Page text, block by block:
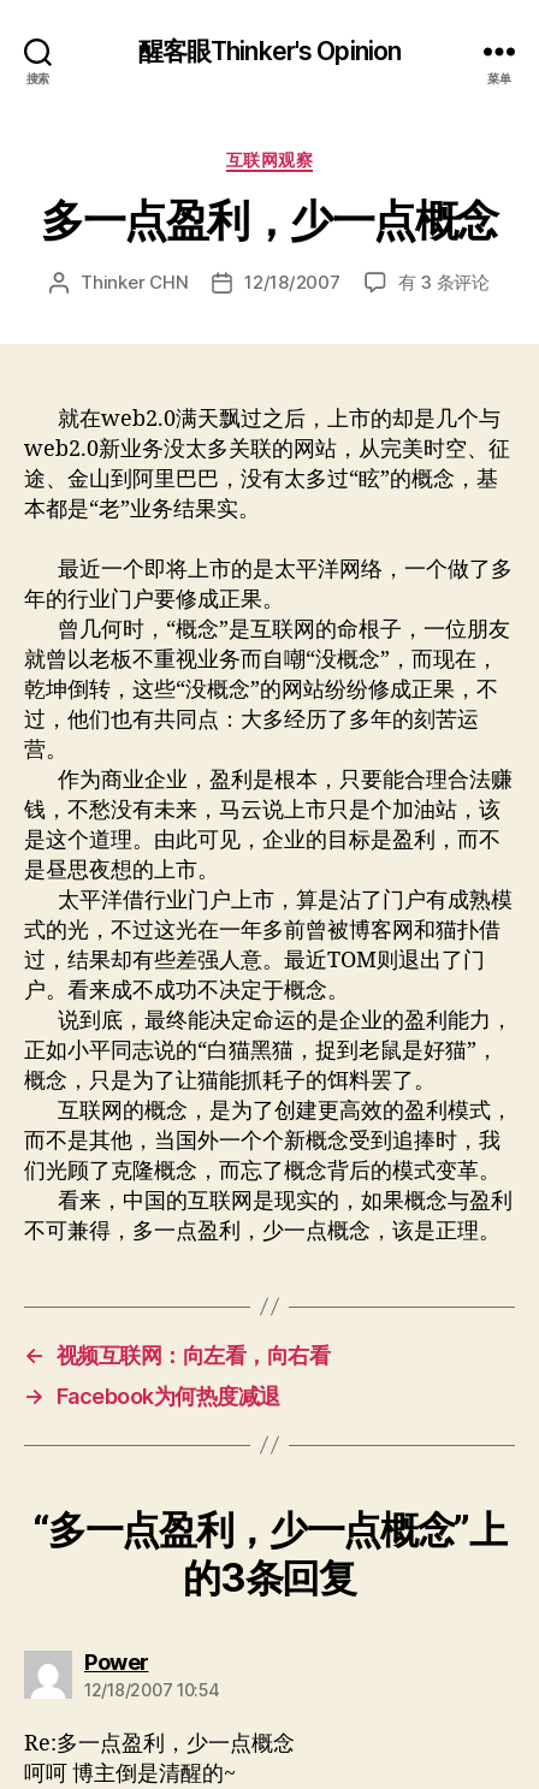
搜索
醒客眼Thinker's Opinion
菜单
分
互联网观察
多一点盈利，少一点概念
文 Thinker CHN
发 12/18/2007
多
少
一
点
概
有 3 条评论
就在web2.0满天飘过之后，上市的却是几个与
web2.0新业务没太多关联的网站，从完美时空、征
途、金山到阿里巴巴，没有太多过“眩”的概念，基
本都是“老”业务结果实。
最近一个即将上市的是太平洋网络，一个做了多
年的行业门户要修成正果。
曾几何时，“概念”是互联网的命根子，一位朋友
就曾以老板不重视业务而自嘲“没概念”，而现在，
乾坤倒转，这些“没概念”的网站纷纷修成正果，不
过，他们也有共同点：大多经历了多年的刻苦运
营。
作为商业企业，盈利是根本，只要能合理合法赚
钱，不愁没有未来，马云说上市只是个加油站，该
是这个道理。由此可见，企业的目标是盈利，而不
是昼思夜想的上市。
太平洋借行业门户上市，算是沾了门户有成熟模
式的光，不过这光在一年多前曾被博客网和猫扑借
过，结果却有些差强人意。最近TOM则退出了门
户。看来成不成功不决定于概念。
说到底，最终能决定命运的是企业的盈利能力，
正如小平同志说的“白猫黑猫，捉到老鼠是好猫”，
概念，只是为了让猫能抓耗子的饵料罢了。
互联网的概念，是为了创建更高效的盈利模式，
而不是其他，当国外一个个新概念受到追捧时，我
们光顾了克隆概念，而忘了概念背后的模式变革。
看来，中国的互联网是现实的，如果概念与盈利
不可兼得，多一点盈利，少一点概念，该是正理。
← 视频互联网：向左看，向右看
→
Facebook为何热度减退
“多一点盈利，少一点概念”上
的3条回复
Power说：
12/18/2007 10:54
Re:多一点盈利，少一点概念
呵呵 博主倒是清醒的~